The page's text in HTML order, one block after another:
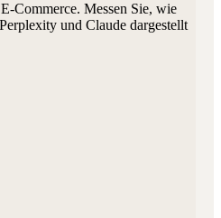
Commerce. Messen Sie, wie
und Claude dargestellt